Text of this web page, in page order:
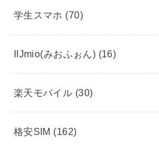
学生スマホ (70)
IIJmio(みおふぉん) (16)
楽天モバイル (30)
格安SIM (162)